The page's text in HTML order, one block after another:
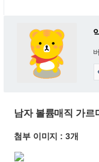
남자 볼륨매직 가르
첨부 이미지 : 3개